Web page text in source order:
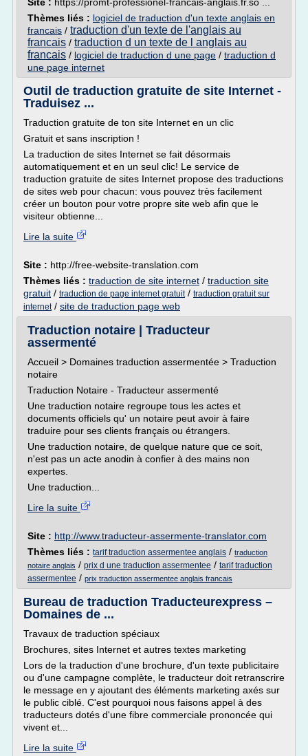
Thèmes liés : logiciel de traduction d'un texte anglais en
francais / traduction d'un texte de l'anglais au
francais / traduction d un texte de l anglais au
francais / logiciel de traduction d une page / traduction d
une page internet
Outil de traduction gratuite de site Internet -
Traduisez ...
Traduction gratuite de ton site Internet en un clic
Gratuit et sans inscription !
La traduction de sites Internet se fait désormais
automatiquement et en un seul clic! Le service de
traduction gratuite de sites Internet propose des traductions
de sites web pour chacun: vous pouvez très facilement
créer un bouton pour votre propre site web afin que le
visiteur obtienne...
Lire la suite
Site : http://free-website-translation.com
Thèmes liés : traduction de site internet / traduction site
gratuit / traduction de page internet gratuit/ traduction gratuit sur
internet/ site de traduction page web
Traduction notaire | Traducteur
assermenté
Accueil > Domaines traduction assermentée > Traduction
notaire
Traduction Notaire - Traducteur assermenté
Une traduction notaire regroupe tous les actes et
documents officiels qu' un notaire peut avoir à faire
traduire pour ses clients français ou étrangers.
Une traduction notaire, de quelque nature que ce soit,
n'est pas un acte anodin à confier à des mains non
expertes.
Une traduction...
Lire la suite
Site : http://www.traducteur-assermente-translator.com
Thèmes liés : tarif traduction assermentee anglais / traduction
notaire anglais / prix d une traduction assermentee / tarif traduction
assermentee / prix traduction assermentee anglais francais
Bureau de traduction Traducteurexpress –
Domaines de ...
Travaux de traduction spéciaux
Brochures, sites Internet et autres textes marketing
Lors de la traduction d'une brochure, d'un texte publicitaire
ou d'une campagne complète, le traducteur doit retranscrire
le message en y ajoutant des éléments marketing axés sur
le public ciblé. C'est pourquoi nous faisons appel à des
traducteurs dotés d'une fibre commerciale prononcée qui
vivent et...
Lire la suite